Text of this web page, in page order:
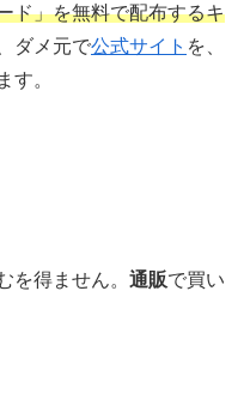
ド」を無料で配布するキ
ダメ元で公式サイト を、
す。
を得ません。 通販で買い